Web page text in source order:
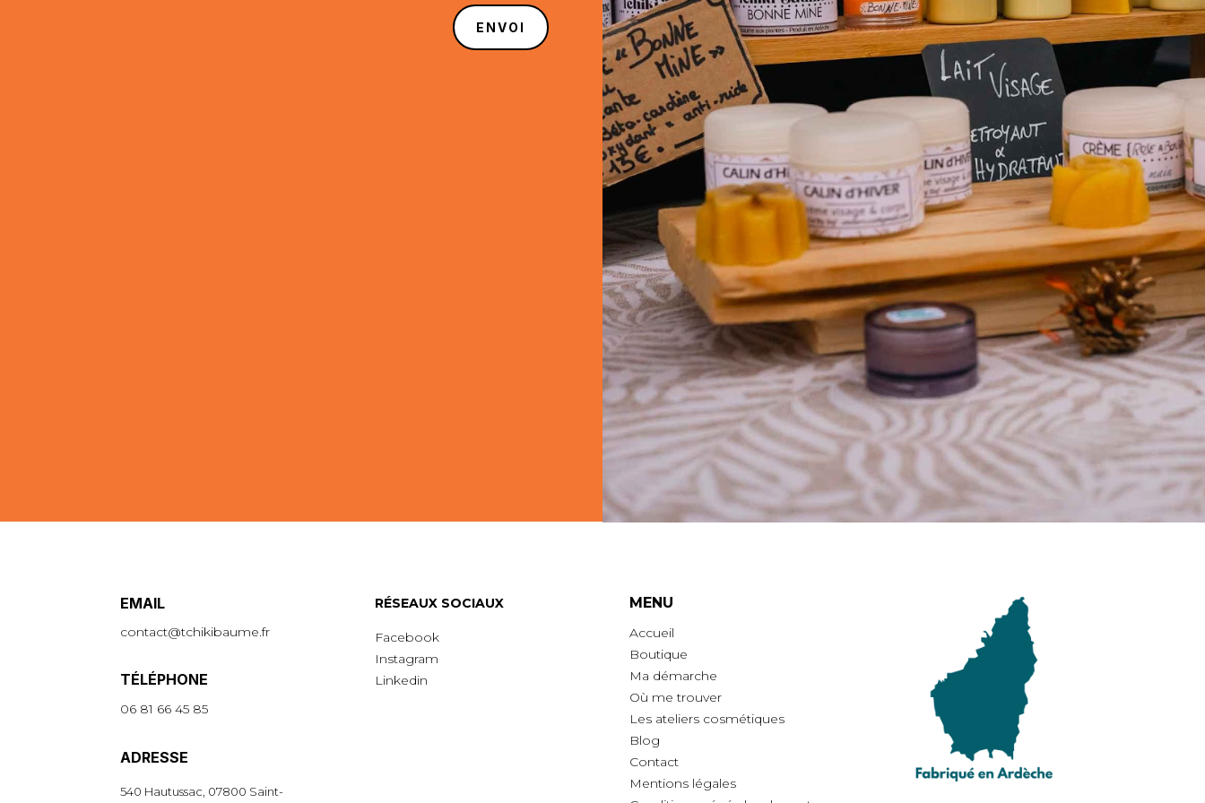
ENVOI
EMAIL
contact@tchikibaume.fr
TÉLÉPHONE
06 81 66 45 85
ADRESSE
540 Hautussac, 07800 Saint-
RÉSEAUX SOCIAUX
Facebook
Instagram
Linkedin
MENU
Accueil
Boutique
Ma démarche
Où me trouver
Les ateliers cosmétiques
Blog
Contact
Mentions légales